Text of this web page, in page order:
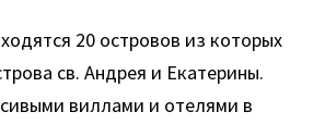
20 островов из которых
св. Андрея и Екатерины.
виллами и отелями в